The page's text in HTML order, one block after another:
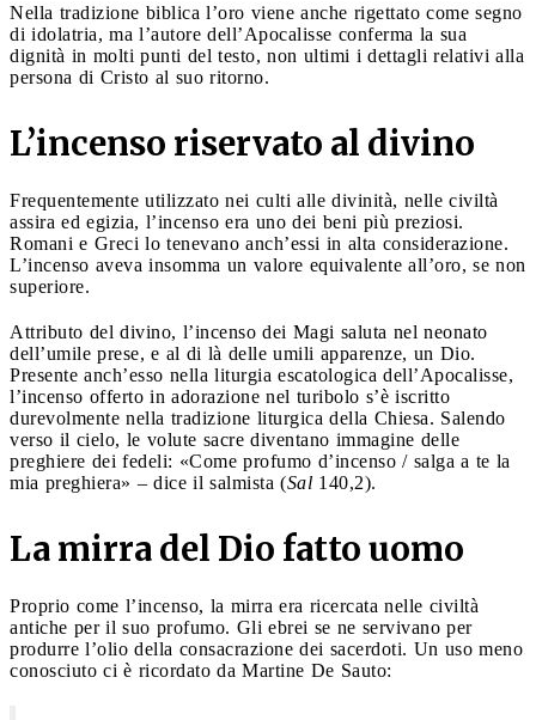
Nella tradizione biblica l’oro viene anche rigettato come segno
di idolatria, ma l’autore dell’Apocalisse conferma la sua
dignità in molti punti del testo, non ultimi i dettagli relativi alla
persona di Cristo al suo ritorno.
L’incenso riservato al divino
Frequentemente utilizzato nei culti alle divinità, nelle civiltà
assira ed egizia, l’incenso era uno dei beni più preziosi.
Romani e Greci lo tenevano anch’essi in alta considerazione.
L’incenso aveva insomma un valore equivalente all’oro, se non
superiore.
Attributo del divino, l’incenso dei Magi saluta nel neonato
dell’umile prese, e al di là delle umili apparenze, un Dio.
Presente anch’esso nella liturgia escatologica dell’Apocalisse,
l’incenso offerto in adorazione nel turibolo s’è iscritto
durevolmente nella tradizione liturgica della Chiesa. Salendo
verso il cielo, le volute sacre diventano immagine delle
preghiere dei fedeli: «Come profumo d’incenso / salga a te la
mia preghiera» – dice il salmista (Sal 140,2).
La mirra del Dio fatto uomo
Proprio come l’incenso, la mirra era ricercata nelle civiltà
antiche per il suo profumo. Gli ebrei se ne servivano per
produrre l’olio della consacrazione dei sacerdoti. Un uso meno
conosciuto ci è ricordato da Martine De Sauto: